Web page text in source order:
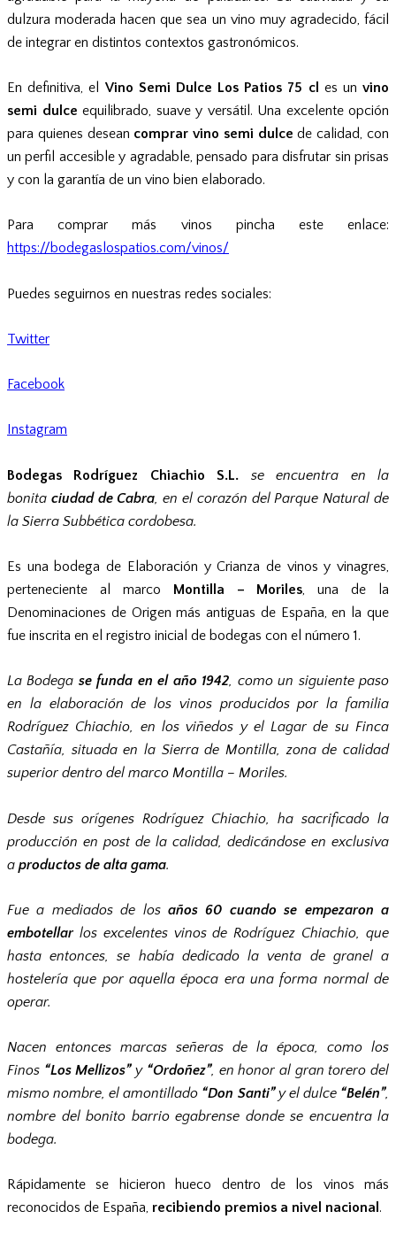
dulzura moderada hacen que sea un vino muy agradecido, fácil
de integrar en distintos contextos gastronómicos.
En definitiva, el Vino Semi Dulce Los Patios 75 cl es un vino
semi dulce equilibrado, suave y versátil. Una excelente opción
para quienes desean comprar vino semi dulce de calidad, con
un perfil accesible y agradable, pensado para disfrutar sin prisas
y con la garantía de un vino bien elaborado.
Para comprar más vinos pincha este enlace:
https://bodegaslospatios.com/vinos/
Puedes seguirnos en nuestras redes sociales:
Twitter
Facebook
Instagram
Bodegas Rodríguez Chiachio S.L. se encuentra en la
bonita ciudad de Cabra, en el corazón del Parque Natural de
la Sierra Subbética cordobesa.
Es una bodega de Elaboración y Crianza de vinos y vinagres,
perteneciente al marco Montilla – Moriles, una de la
Denominaciones de Origen más antiguas de España, en la que
fue inscrita en el registro inicial de bodegas con el número 1.
La Bodega se funda en el año 1942, como un siguiente paso
en la elaboración de los vinos producidos por la familia
Rodríguez Chiachio, en los viñedos y el Lagar de su Finca
Castañía, situada en la Sierra de Montilla, zona de calidad
superior dentro del marco Montilla – Moriles.
Desde sus orígenes Rodríguez Chiachio, ha sacrificado la
producción en post de la calidad, dedicándose en exclusiva
a productos de alta gama.
Fue a mediados de los años 60 cuando se empezaron a
embotellarlos excelentes vinos de Rodríguez Chiachio, que
hasta entonces, se había dedicado la venta de granel a
hostelería que por aquella época era una forma normal de
operar.
Nacen entonces marcas señeras de la época, como los
Finos “Los Mellizos”y “Ordoñez”, en honor al gran torero del
mismo nombre, el amontillado “Don Santi”y el dulce “Belén”,
nombre del bonito barrio egabrense donde se encuentra la
bodega.
Rápidamente se hicieron hueco dentro de los vinos más
reconocidos de España, recibiendo premios a nivel nacional .